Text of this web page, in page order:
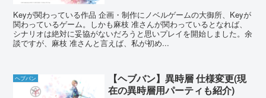
Keyが関わっている作品 企画・制作にノベルゲームの大御所、Keyが
関わっているゲーム。しかも麻枝 准さんが関わっているとなれば、
シナリオは絶対に妥協がないだろうと思いプレイを開始しました。余
談ですが、麻枝 准さんと言えば、私が初め...
ヘブバン
【ヘブバン】異時層 仕様変更(現
在の異時層用パーティも紹介)